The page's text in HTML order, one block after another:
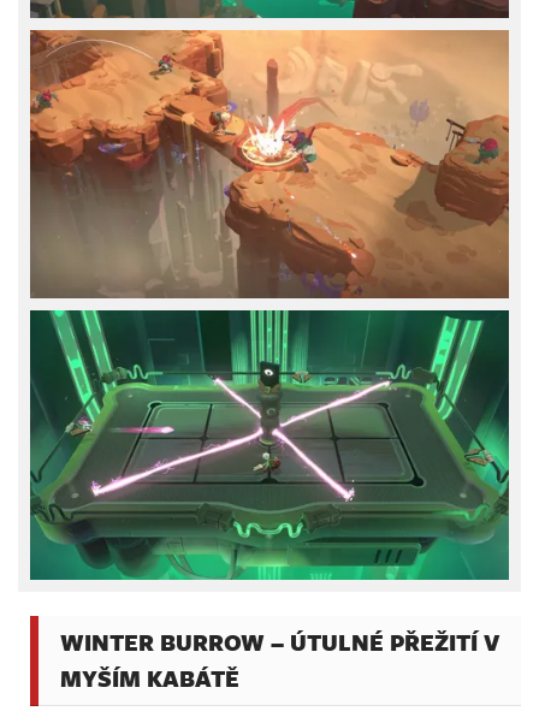
WINTER BURROW – ÚTULNÉ PŘEŽITÍ V
MYŠÍM KABÁTĚ